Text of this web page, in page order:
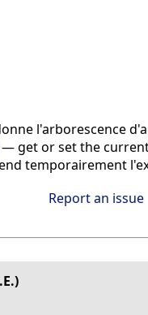
l'arborescence
— get or set the
temporairement
Report an issue